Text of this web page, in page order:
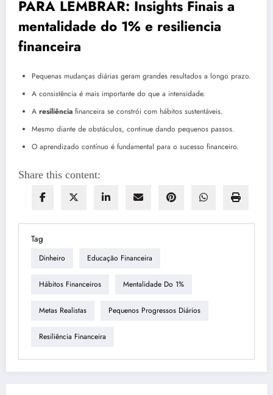
PARA LEMBRAR: Insights Finais a
mentalidade do 1% e resiliencia
financeira
Pequenas mudanças diárias geram grandes resultados a longo prazo.
A consistência é mais importante do que a intensidade.
A resiliência financeira se constrói com hábitos sustentáveis.
Mesmo diante de obstáculos, continue dando pequenos passos.
O aprendizado contínuo é fundamental para o sucesso financeiro.
Share this content:
Tag
Dinheiro Educação Financeira
Hábitos Financeiros Mentalidade Do 1%
Metas Realistas Pequenos Progressos Diários
Resiliência Financeira